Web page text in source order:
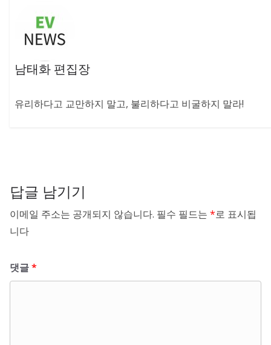
남태화 편집장
유리하다고 교만하지 말고, 불리하다고 비굴하지 말라!
답글 남기기
이메일 주소는 공개되지 않습니다. 필수 필드는 *로 표시됩
니다
댓글*